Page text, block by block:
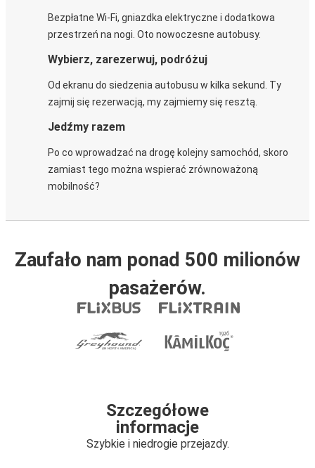
Bezpłatne Wi-Fi, gniazdka elektryczne i dodatkowa
przestrzeń na nogi. Oto nowoczesne autobusy.
Wybierz, zarezerwuj, podróżuj
Od ekranu do siedzenia autobusu w kilka sekund. Ty
zajmij się rezerwacją, my zajmiemy się resztą.
Jedźmy razem
Po co wprowadzać na drogę kolejny samochód, skoro
zamiast tego można wspierać zrównoważoną
mobilność?
Zaufało nam ponad 500 milionów
pasażerów.
Szczegółowe
informacje
Szybkie i niedrogie przejazdy.